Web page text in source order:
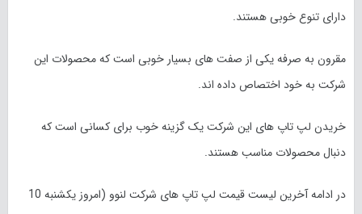
دارای تنوع خوبی هستند.
مقرون به صرفه یکی از صفت های بسیار خوبی است که محصولات این
شرکت به خود اختصاص داده اند.
خریدن لپ تاپ های این شرکت یک گزینه خوب برای کسانی است که
دنبال محصولات مناسب هستند.
در ادامه آخرین لیست قیمت لپ تاپ های شرکت لنوو (امروز
یکشنبه 10